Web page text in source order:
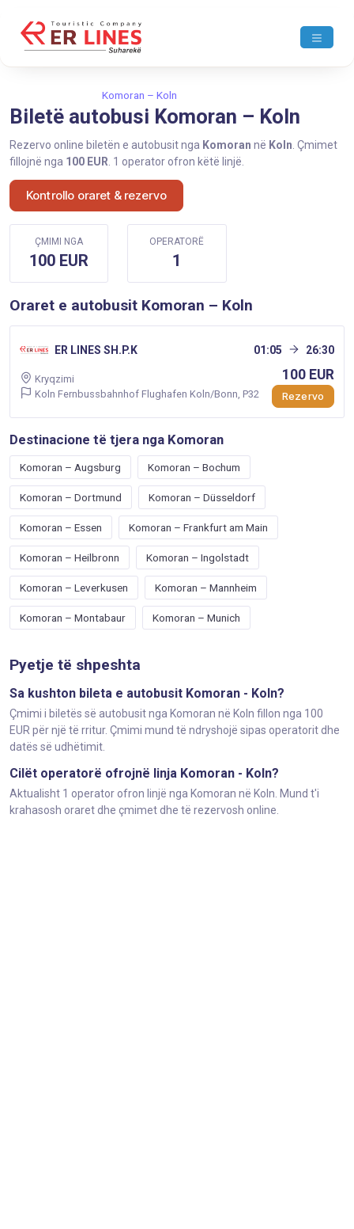
Komoran – Koln
Biletë autobusi Komoran – Koln
Rezervo online biletën e autobusit nga Komoran në Koln . Çmimet
fillojnë nga 100 EUR . 1 operator ofron këtë linjë.
Kontrollo oraret & rezervo
ÇMIMI NGA
100 EUR
OPERATORË
1
Oraret e autobusit Komoran – Koln
ER LINES SH.P.K 01:05 26:30
Kryqzimi
Koln Fernbussbahnhof Flughafen Koln/Bonn, P32
100 EUR
Rezervo
Destinacione të tjera nga Komoran
Komoran – Augsburg Komoran – Bochum
Komoran – Dortmund Komoran – Düsseldorf
Komoran – Essen Komoran – Frankfurt am Main
Komoran – Heilbronn Komoran – Ingolstadt
Komoran – Leverkusen Komoran – Mannheim
Komoran – Montabaur Komoran – Munich
Pyetje të shpeshta
Sa kushton bileta e autobusit Komoran - Koln?
Çmimi i biletës së autobusit nga Komoran në Koln fillon nga 100
EUR për një të rritur. Çmimi mund të ndryshojë sipas operatorit dhe
datës së udhëtimit.
Cilët operatorë ofrojnë linja Komoran - Koln?
Aktualisht 1 operator ofron linjë nga Komoran në Koln. Mund t'i
krahasosh oraret dhe çmimet dhe të rezervosh online.